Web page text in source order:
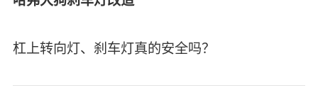
杠上转向灯、刹车灯真的安全吗？